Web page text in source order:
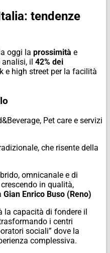
tendenze
oggi la prossimità e
analisi, il 42% dei
e high street per la facilità
Pet care e servizi
che risente della
omnicanale e di
in qualità,
Gian Enrico Buso (Reno)
la capacità di fondere il
i centri
sociali” dove la
complessiva.